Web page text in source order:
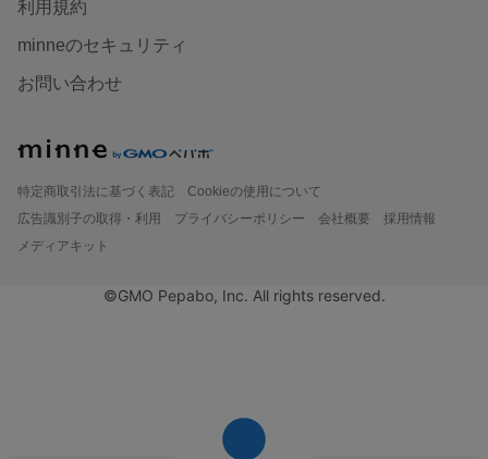
利用規約
minneのセキュリティ
お問い合わせ
特定商取引法に基づく表記
Cookieの使用について
広告識別子の取得・利用
プライバシーポリシー 会社概要
採用情報
メディアキット
©GMO Pepabo, Inc. All rights reserved.